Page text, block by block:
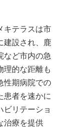
キテラスは市
建設され、鹿
など市内の急
理的な距離も
性期病院での
患者を速かに
ビリテーショ
治療を提供